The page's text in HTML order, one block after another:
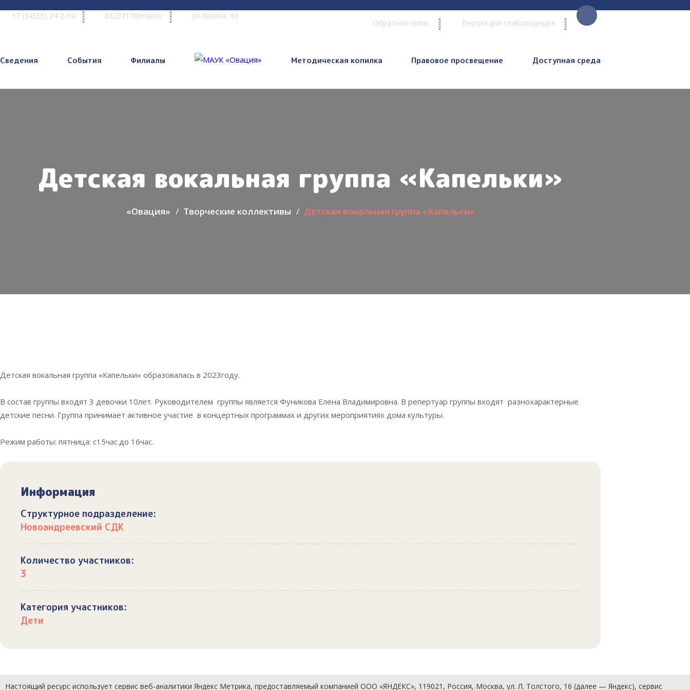
+7 (34555) 24-2-94 8623717@mail.ru ул.Ленина, 86
Обратная связь Версия для слабовидящих
Сведения События Филиалы Методическая копилка Правовое просвещение Доступная среда
Детская вокальная группа «Капельки»
«Овация» Творческие коллективы Детская вокальная группа «Капельки»
Детская вокальная группа «Капельки» образовалась в 2023году.
В состав группы входят 3 девочки 10лет. Руководителем группы является Фуникова Елена Владимировна. В репертуар группы входят разнохарактерные
детские песни. Группа принимает активное участие в концертных программах и других мероприятиях дома культуры.
Режим работы: пятница: с15час.до 16час.
Информация
Структурное подразделение:
Новоандреевский СДК
Количество участников:
3
Категория участников:
Дети
Настоящий ресурс использует сервис веб-аналитики Яндекс Метрика, предоставляемый компанией ООО «ЯНДЕКС», 119021, Россия, Москва, ул. Л. Толстого, 16 (далее — Яндекс), сервис